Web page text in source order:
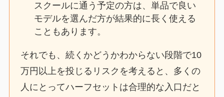
スクールに通う予定の方は、単品で良い
モデルを選んだ方が結果的に長く使える
こともあります。
それでも、続くかどうかわからない段階で10
万円以上を投じるリスクを考えると、多くの
人にとってハーフセットは合理的な入口だと